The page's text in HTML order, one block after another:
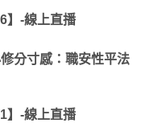
】-線上直播​
分寸感：職安性平法
】-線上直播